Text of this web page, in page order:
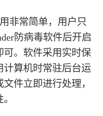
非常简单，用户只
防病毒软件后开启
可。软件采用实时保
计算机时常驻后台运
件立即进行处理，